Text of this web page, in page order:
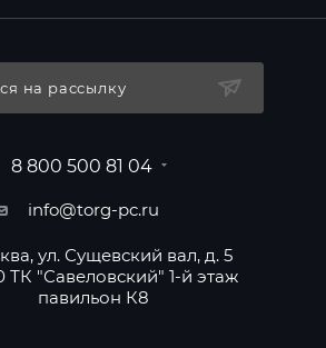
на рассылку
8 800 500 81 04
info@torg-pc.ru
ул. Сущевский вал, д. 5
ТК "Савеловский" 1-й этаж
павильон К8